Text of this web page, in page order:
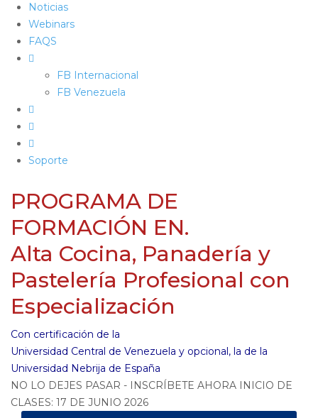
Noticias
Webinars
FAQS
FB Internacional
FB Venezuela
Soporte
PROGRAMA DE
FORMACIÓN EN.
Alta Cocina, Panadería y
Pastelería Profesional con
Especialización
Con certificación de la
Universidad Central de Venezuela y opcional, la de la
Universidad Nebrija de España
NO LO DEJES PASAR - INSCRÍBETE AHORA INICIO DE
CLASES: 17 DE JUNIO 2026